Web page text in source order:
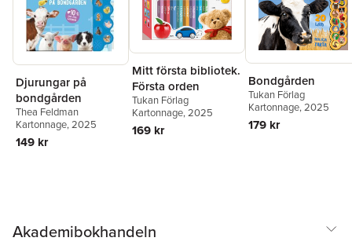
Djurungar på
bondgården
Thea Feldman
Kartonnage, 2025
149 kr
Mitt första bibliotek.
Första orden
Tukan Förlag
Kartonnage, 2025
169 kr
Bondgården
Tukan Förlag
Kartonnage, 2025
179 kr
Akademibokhandeln